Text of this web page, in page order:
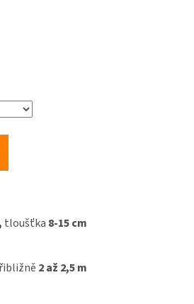
tloušťka 8-15 cm
2 až 2,5 m